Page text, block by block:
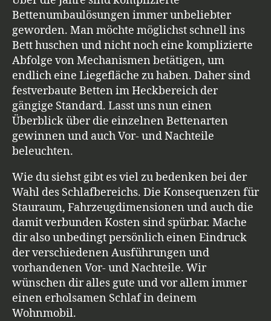
Bettenumbaulösungen immer unbeliebter
geworden. Man möchte möglichst schnell ins
Bett huschen und nicht noch eine komplizierte
Abfolge von Mechanismen betätigen, um
endlich eine Liegefläche zu haben. Daher sind
festverbaute Betten im Heckbereich der
gängige Standard. Lasst uns nun einen
Überblick über die einzelnen Bettenarten
gewinnen und auch Vor- und Nachteile
beleuchten.
Wie du siehst gibt es viel zu bedenken bei der
Wahl des Schlafbereichs. Die Konsequenzen für
Stauraum, Fahrzeugdimensionen und auch die
damit verbunden Kosten sind spürbar. Mache
dir also unbedingt persönlich einen Eindruck
der verschiedenen Ausführungen und
vorhandenen Vor- und Nachteile. Wir
wünschen dir alles gute und vor allem immer
einen erholsamen Schlaf in deinem
Wohnmobil.